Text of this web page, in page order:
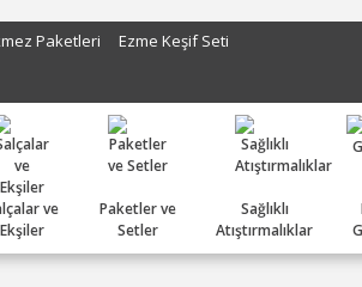
Paketleri
Ezme Keşif Seti
ve
Ekşiler
Paketler ve
Setler
Sağlıklı
Atıştırmalıklar